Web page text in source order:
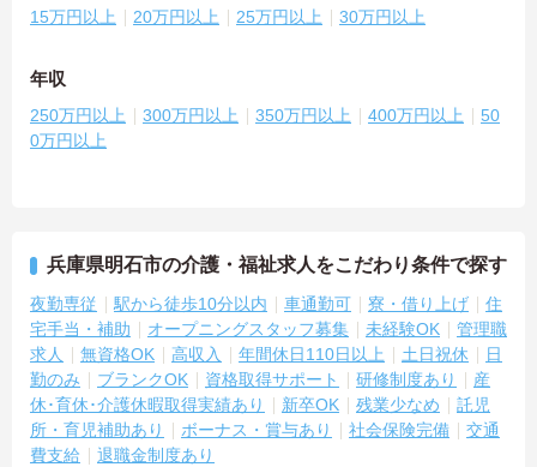
15万円以上 20万円以上 25万円以上 30万円以上
年収
250万円以上 300万円以上 350万円以上 400万円以上
50
0万円以上
兵庫県明石市の介護・福祉求人をこだわり条件で探す
夜勤専従 駅から徒歩10分以内 車通勤可 寮・借り上げ
住
宅手当・補助
オープニングスタッフ募集 未経験OK
管理職
求人
無資格OK 高収入 年間休日110日以上 土日祝休
日
勤のみ
ブランクOK 資格取得サポート 研修制度あり
産
休･育休･介護休暇取得実績あり
新卒OK 残業少なめ
託児
所・育児補助あり
ボーナス・賞与あり 社会保険完備
交通
費支給
退職金制度あり